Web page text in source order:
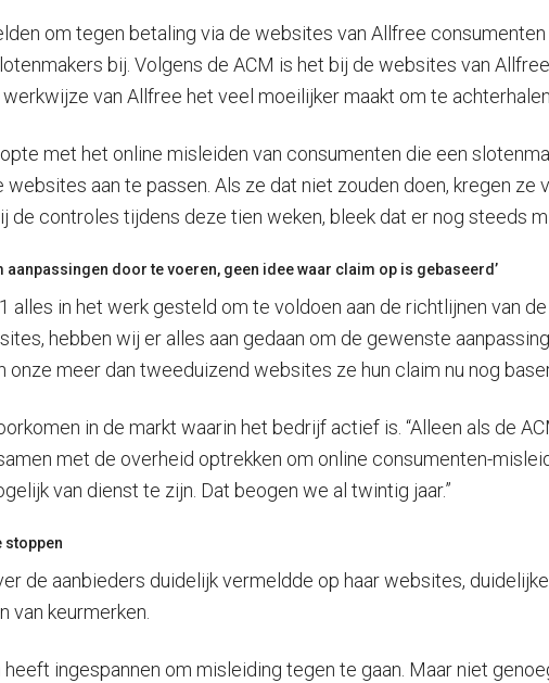
om tegen betaling via de websites van Allfree
bij. Volgens de ACM is het bij de websites van
van Allfree het veel moeilijker maakt om te
met het online misleiden van consumenten die een
aan te passen. Als ze dat niet zouden doen, kregen
de controles tijdens deze tien weken, bleek dat er nog steeds
door te voeren, geen idee waar claim op is gebaseerd’
in het werk gesteld om te voldoen aan de richtlijnen van
hebben wij er alles aan gedaan om de gewenste
meer dan tweeduizend websites ze hun claim nu nog
in de markt waarin het bedrijf actief is. “Alleen als de
met de overheid optrekken om online consumenten-
van dienst te zijn. Dat beogen we al twintig jaar.”
stoppen
de aanbieders duidelijk vermeldde op haar websites,
keurmerken.
ingespannen om misleiding tegen te gaan. Maar niet